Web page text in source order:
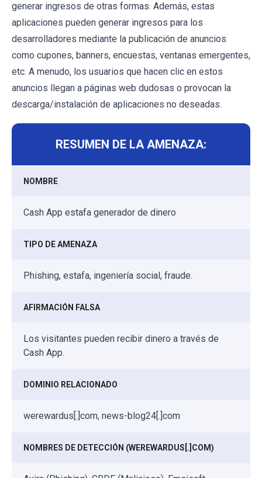
generar ingresos de otras formas. Además, estas
aplicaciones pueden generar ingresos para los
desarrolladores mediante la publicación de anuncios
como cupones, banners, encuestas, ventanas emergentes,
etc. A menudo, los usuarios que hacen clic en estos
anuncios llegan a páginas web dudosas o provocan la
descarga/instalación de aplicaciones no deseadas.
RESUMEN DE LA AMENAZA:
NOMBRE
Cash App estafa generador de dinero
TIPO DE AMENAZA
Phishing, estafa, ingeniería social, fraude.
AFIRMACIÓN FALSA
Los visitantes pueden recibir dinero a través de
Cash App.
DOMINIO RELACIONADO
werewardus[.]com, news-blog24[.]com
NOMBRES DE DETECCIÓN (WEREWARDUS[.]COM)